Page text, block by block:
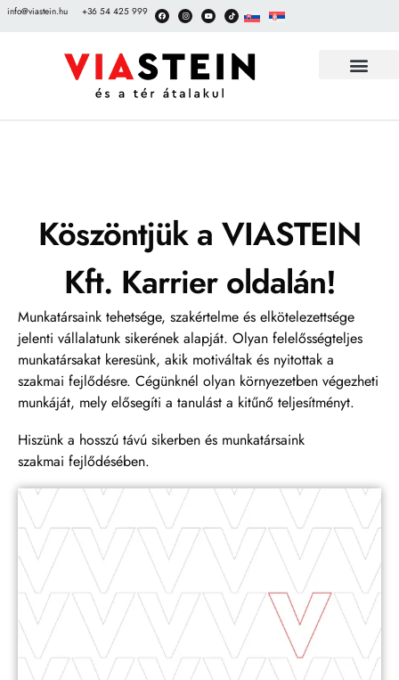
info@viastein.hu +36 54 425 999
Köszöntjük a VIASTEIN
Kft. Karrier oldalán!
Munkatársaink tehetsége, szakértelme és elkötelezettsége
jelenti vállalatunk sikerének alapját. Olyan felelősségteljes
munkatársakat keresünk, akik motiváltak és nyitottak a
szakmai fejlődésre. Cégünknél olyan környezetben végezheti
munkáját, mely elősegíti a tanulást a kitűnő teljesítményt.
Hiszünk a hosszú távú sikerben és munkatársaink
szakmai fejlődésében.